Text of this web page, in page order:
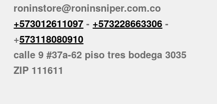
roninstore@roninsniper.com.co
+573012611097 - +573228663306 -
+573118080910
calle 9 #37a-62 piso tres bodega 3035
ZIP 111611